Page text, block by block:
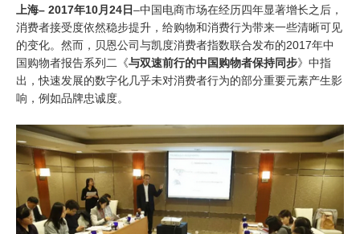
上海– 2017年10月24日–中国电商市场在经历四年显著增长之后，
消费者接受度依然稳步提升，给购物和消费行为带来一些清晰可见
的变化。然而，贝恩公司与凯度消费者指数联合发布的2017年中
国购物者报告系列二《与双速前行的中国购物者保持同步》中指
出，快速发展的数字化几乎未对消费者行为的部分重要元素产生影
响，例如品牌忠诚度。